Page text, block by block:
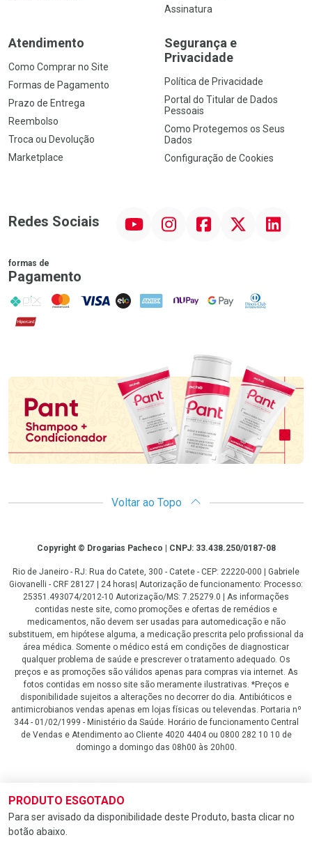
PRODUTO ESGOTADO
Para ser avisado da disponibilidade deste Produto, basta clicar no
botão abaixo.
Assinatura
Atendimento
Como Comprar no Site
Formas de Pagamento
Prazo de Entrega
Reembolso
Troca ou Devolução
Marketplace
Segurança e
Privacidade
Política de Privacidade
Portal do Titular de Dados
Pessoais
Como Protegemos os Seus
Dados
Configuração de Cookies
Redes Sociais InstagramFacebook Linkedin
formas de
Pagamento
PIX MasterCard
VISA ELO AMEX NuPay Google PayDiners Club
Hipercard
Promoção em Destaque
Voltar ao Topo
CopyrightCopyright © Drogarias Pacheco | CNPJ: 33.438.250/0187-08
Rio de Janeiro - RJ: Rua do Catete, 300 - Catete - CEP: 22220-000 | Gabriele
Giovanelli - CRF 28127 | 24 horas| Autorização de funcionamento: Processo:
25351.493074/2012-10 Autorização/MS: 7.25279.0 | As informações
contidas neste site, como promoções e ofertas de remédios e
medicamentos, não devem ser usadas para automedicação e não
substituem, em hipótese alguma, a medicação prescrita pelo profissional da
área médica. Somente o médico está em condições de diagnosticar
qualquer problema de saúde e prescrever o tratamento adequado. Os
preços e as promoções são válidos apenas para compras via internet. As
fotos contidas em nosso site são meramente ilustrativas. *Preços e
disponibilidade sujeitos a alterações no decorrer do dia. Antibióticos e
antimicrobianos vendas apenas em lojas físicas ou televendas. Portaria nº
344 - 01/02/1999 - Ministério da Saúde. Horário de funcionamento Central
de Vendas e Atendimento ao Cliente 4020 4404 ou 0800 282 10 10 de
domingo a domingo das 08h00 às 20h00.